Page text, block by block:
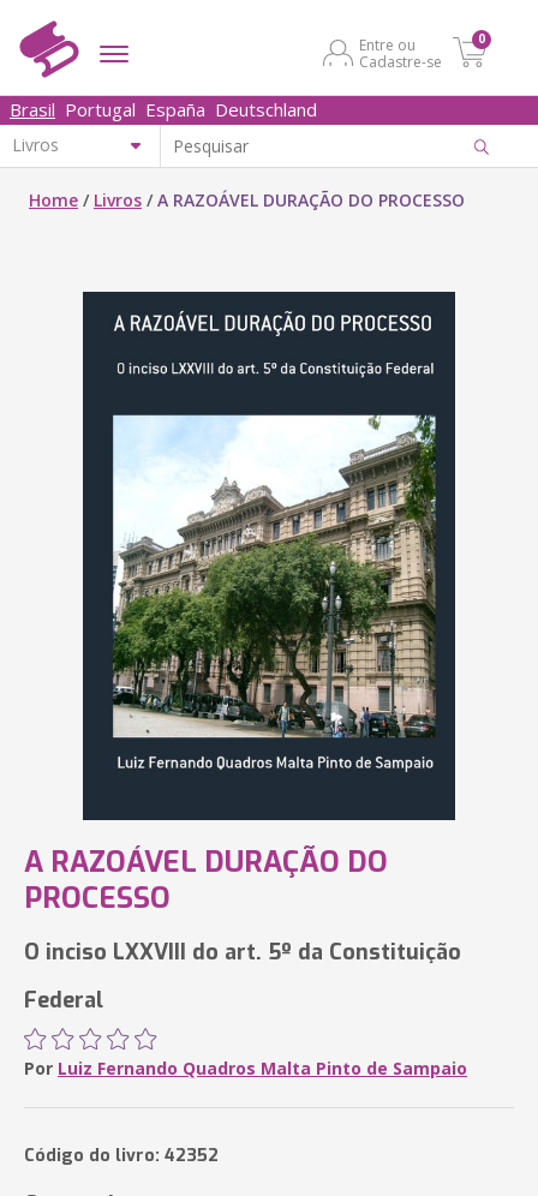
Entre ou
Cadastre-se
0
Brasil Portugal España Deutschland
Home / Livros /A RAZOÁVEL DURAÇÃO DO PROCESSO
A RAZOÁVEL DURAÇÃO DO
PROCESSO
O inciso LXXVIII do art. 5º da Constituição
Federal
Por Luiz Fernando Quadros Malta Pinto de Sampaio
Código do livro: 42352